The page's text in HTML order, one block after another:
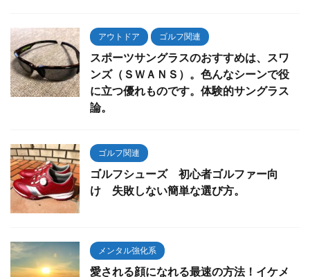
アウトドア ゴルフ関連
スポーツサングラスのおすすめは、スワ
ンズ（ＳＷＡＮＳ）。色んなシーンで役
に立つ優れものです。体験的サングラス
論。
ゴルフ関連
ゴルフシューズ 初心者ゴルファー向
け 失敗しない簡単な選び方。
メンタル強化系
愛される顔になれる最速の方法！イケメ